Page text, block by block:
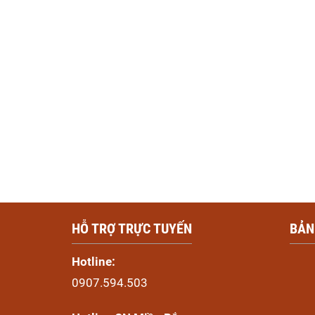
HỖ TRỢ TRỰC TUYẾN
Hotline:
0907.594.503